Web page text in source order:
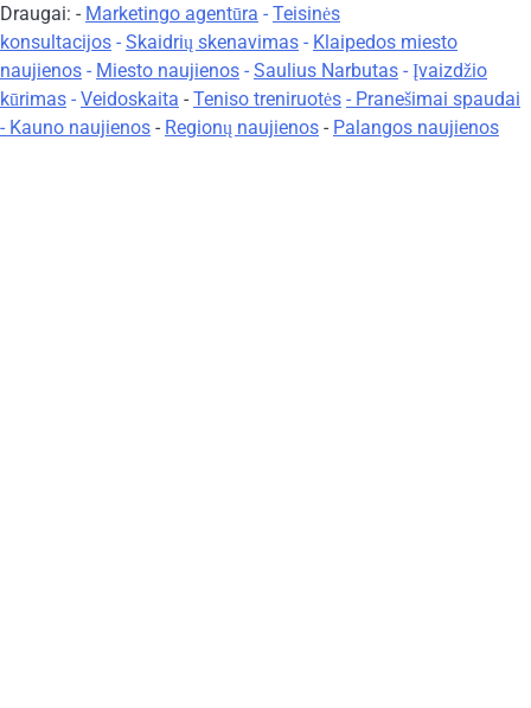
Draugai: - Marketingo agentūra - Teisinės
konsultacijos - Skaidrių skenavimas - Klaipedos miesto
naujienos - Miesto naujienos - Saulius Narbutas - Įvaizdžio
kūrimas - Veidoskaita - Teniso treniruotės - Pranešimai spaudai
- Kauno naujienos - Regionų naujienos - Palangos naujienos